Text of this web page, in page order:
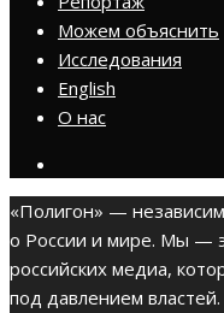
Можем объяснить
Исследования
English
О нас
«Полигон» —
о России и мире. Мы —
российских медиа,
под давлением